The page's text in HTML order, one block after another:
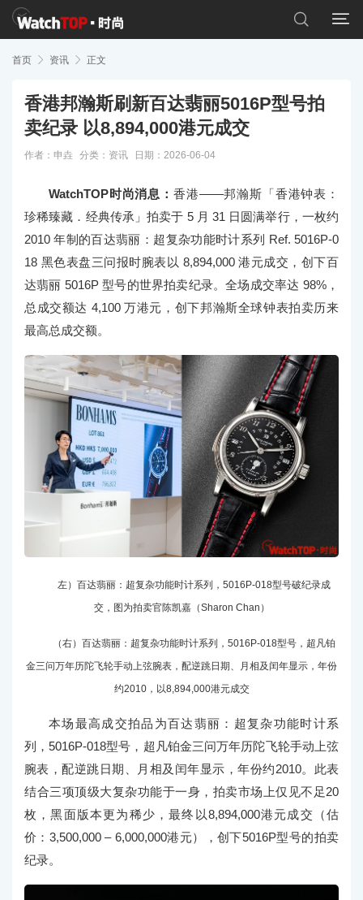


首页  资讯  正文
香港邦瀚斯刷新百达翡丽5016P型号拍
卖纪录 以8,894,000港元成交
作者：申垚 分类： 资讯 日期：2026-06-04
WatchTOP时尚消息： 香港——邦瀚斯「香港钟表：
珍稀臻藏．经典传承」拍卖于 5 月 31 日圆满举行，一枚约
2010 年制的百达翡丽：超复杂功能时计系列 Ref. 5016P-0
18 黑色表盘三问报时腕表以 8,894,000 港元成交，创下百
达翡丽 5016P 型号的世界拍卖纪录。全场成交率达 98%，
总成交额达 4,100 万港元，创下邦瀚斯全球钟表拍卖历来
最高总成交额。
左）百达翡丽：超复杂功能时计系列，5016P-018型号破纪录成
交，图为拍卖官陈凯嘉（Sharon Chan）
（右）百达翡丽：超复杂功能时计系列，5016P-018型号，超凡铂
金三问万年历陀飞轮手动上弦腕表，配逆跳日期、月相及闰年显示，年份
约2010，以8,894,000港元成交
本场最高成交拍品为百达翡丽：超复杂功能时计系
列，5016P-018型号，超凡铂金三问万年历陀飞轮手动上弦
腕表，配逆跳日期、月相及闰年显示，年份约2010。此表
结合三项顶级大复杂功能于一身，拍卖市场上仅见不足20
枚，黑面版本更为稀少，最终以8,894,000港元成交（估
价：3,500,000 – 6,000,000港元），创下5016P型号的拍卖
纪录。